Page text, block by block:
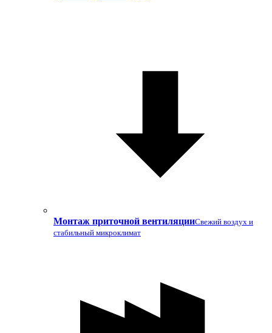
Монтаж приточной вентиляцииСвежий воздух и
стабильный микроклимат